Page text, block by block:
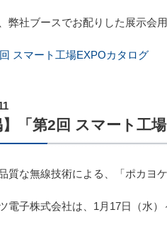
弊社ブースでお配りした展示会
スマート工場EXPOカタログ
】「第2回 スマート工
質な無線技術による、「ポカヨ
電子株式会社は、1月17日（水